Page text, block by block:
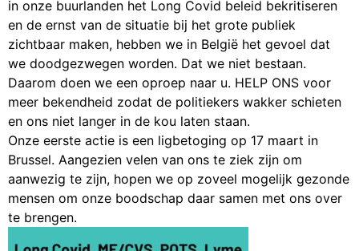
in onze buurlanden het Long Covid beleid bekritiseren
en de ernst van de situatie bij het grote publiek
zichtbaar maken, hebben we in België het gevoel dat
we doodgezwegen worden. Dat we niet bestaan.
Daarom doen we een oproep naar u. HELP ONS voor
meer bekendheid zodat de politiekers wakker schieten
en ons niet langer in de kou laten staan.
Onze eerste actie is een ligbetoging op 17 maart in
Brussel. Aangezien velen van ons te ziek zijn om
aanwezig te zijn, hopen we op zoveel mogelijk gezonde
mensen om onze boodschap daar samen met ons over
te brengen.